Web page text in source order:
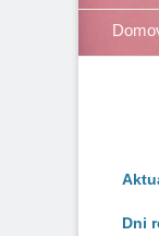
Skip
Dni